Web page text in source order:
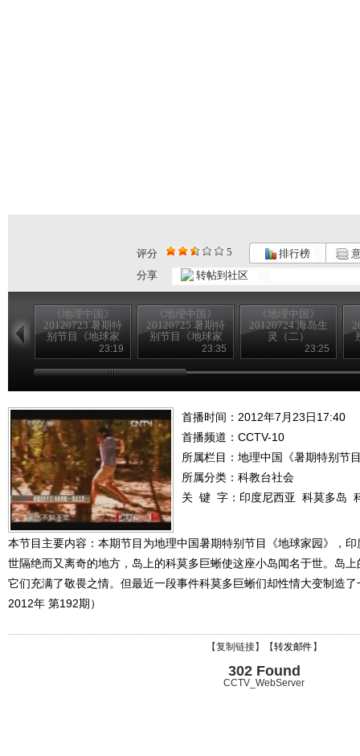
评分 5 排行榜
分享
转帖到社区
《地理中国》
20120723 暑期特
别节目《地球家
园》——海岛生
灵（一）
23:19
《地理中国》
20120725 暑期特
别节目《地球家
园》——海岛生
灵（三）
23:35
《地理中国》
20120724 海岛生
灵（二）
23:25
首播时间：2012年7月23日17:40
首播频道： CCTV-10
所属栏目： 地理中国《暑期特别节
所属分类：科教台社会
关 键 字： 印度尼西亚 科莫多岛
本节目主要内容：本期节目为地理中国暑期特别节目《地球家园》，
世隔绝而又离奇的地方，岛上的科莫多巨蜥使这座小岛闻名于世。岛
它们充满了敬畏之情。但最近一段事件科莫多巨蜥们却性情大变制造
2012年 第192期）
【复制链接】【转发邮件 】
302 Found
CCTV_WebServer